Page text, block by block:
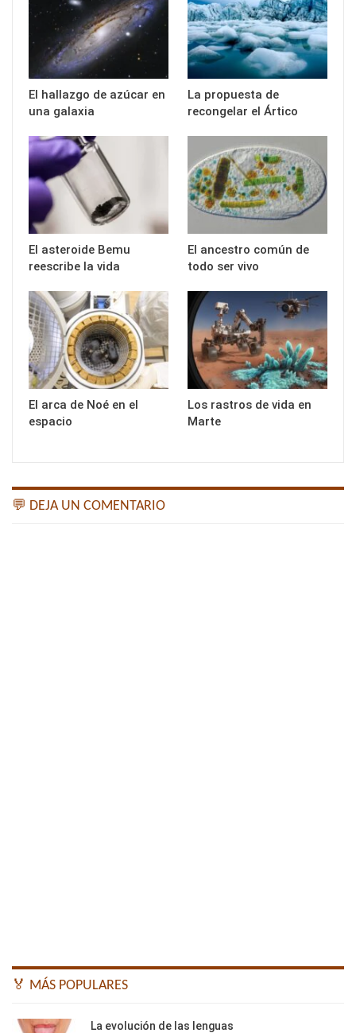
El hallazgo de azúcar en
una galaxia
La propuesta de
recongelar el Ártico
El asteroide Bemu
reescribe la vida
El ancestro común de
todo ser vivo
El arca de Noé en el
espacio
Los rastros de vida en
Marte
💬 DEJA UN COMENTARIO
🏅 MÁS POPULARES
La evolución de las lenguas